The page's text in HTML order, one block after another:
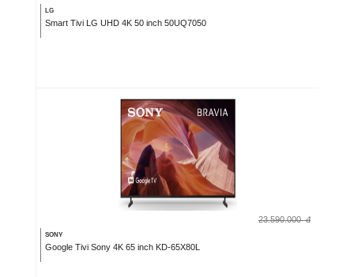
LG
Smart Tivi LG UHD 4K 50 inch 50UQ7050
23.590.000 đ
SONY
Google Tivi Sony 4K 65 inch KD-65X80L